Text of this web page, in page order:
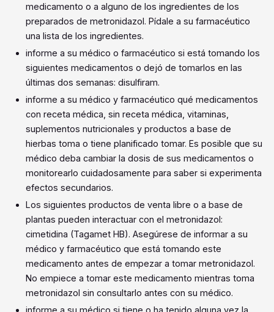
medicamento o a alguno de los ingredientes de los
preparados de metronidazol. Pídale a su farmacéutico
una lista de los ingredientes.
informe a su médico o farmacéutico si está tomando los
siguientes medicamentos o dejó de tomarlos en las
últimas dos semanas: disulfiram.
informe a su médico y farmacéutico qué medicamentos
con receta médica, sin receta médica, vitaminas,
suplementos nutricionales y productos a base de
hierbas toma o tiene planificado tomar. Es posible que su
médico deba cambiar la dosis de sus medicamentos o
monitorearlo cuidadosamente para saber si experimenta
efectos secundarios.
Los siguientes productos de venta libre o a base de
plantas pueden interactuar con el metronidazol:
cimetidina (Tagamet HB). Asegúrese de informar a su
médico y farmacéutico que está tomando este
medicamento antes de empezar a tomar metronidazol.
No empiece a tomar este medicamento mientras toma
metronidazol sin consultarlo antes con su médico.
informe a su médico si tiene o ha tenido alguna vez la